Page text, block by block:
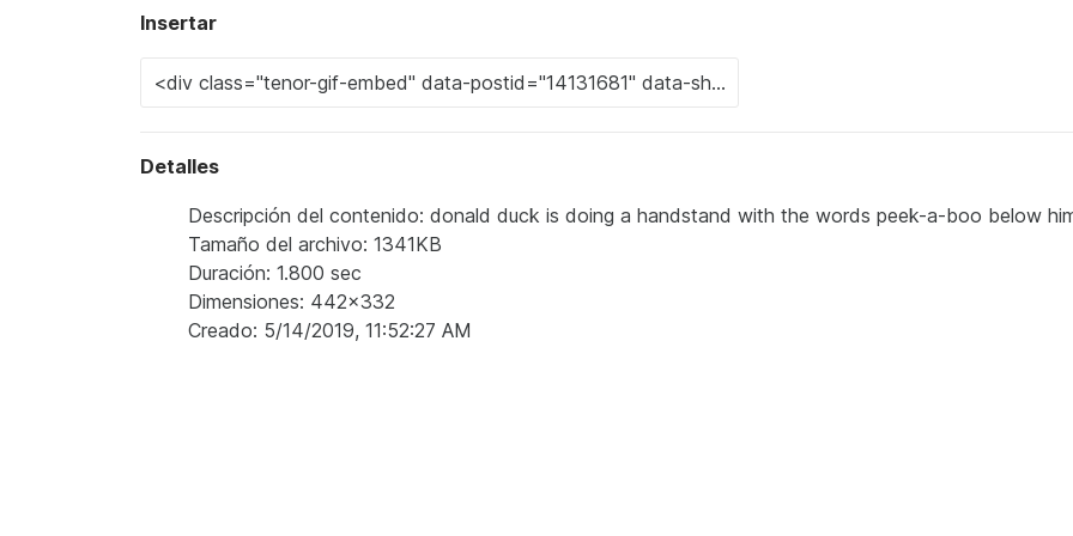
Insertar
Detalles
Descripción del contenido: donald duck is doing a handstand with the words peek-a-boo below
Tamaño del archivo: 1341KB
Duración: 1.800 sec
Dimensiones: 442x332
Creado: 5/14/2019, 11:52:27 AM